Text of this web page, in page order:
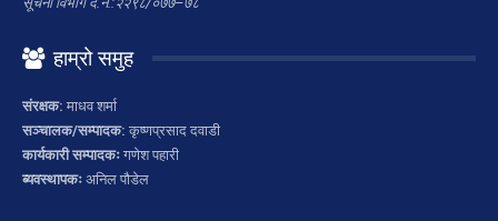
हाम्रो समुह
संरक्षक: माधव शर्मा
सञ्चालक/सम्पादक: कृष्णप्रसाद दवाडी
कार्यकारी सम्पादकः गणेश पहारी
ब्यवस्थापकः अनिल पौडेल